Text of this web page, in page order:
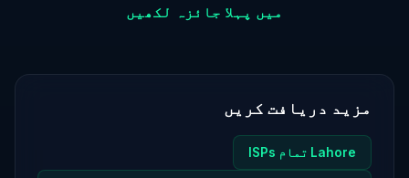
میں پہلا جائزہ لکھیں
مزید دریافت کریں
Lahore تمام ISPs